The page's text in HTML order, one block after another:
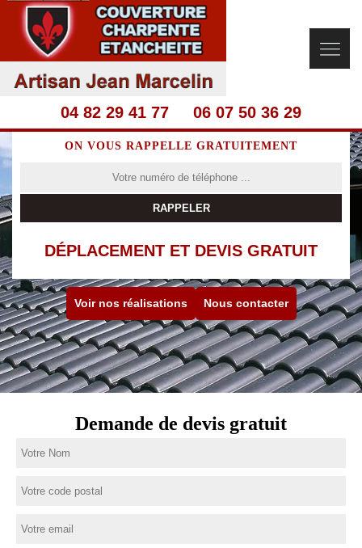
04 82 29 41 77 06 07 50 36 29
ON VOUS RAPPELLE GRATUITEMENT
DÉPLACEMENT ET DEVIS GRATUIT
Voir nos réalisations Nous contacter
Demande de devis gratuit